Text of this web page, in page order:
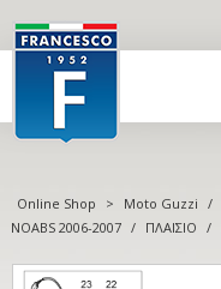
Online Shop > Moto Guzzi /
NOABS 2006-2007 / ΠΛΑΙΣΙΟ /